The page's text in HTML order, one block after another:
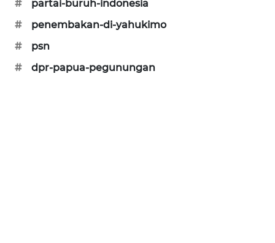
#
partai-buruh-indonesia
#
penembakan-di-yahukimo
#
psn
#
dpr-papua-pegunungan
KRT
NEWS
NEWS